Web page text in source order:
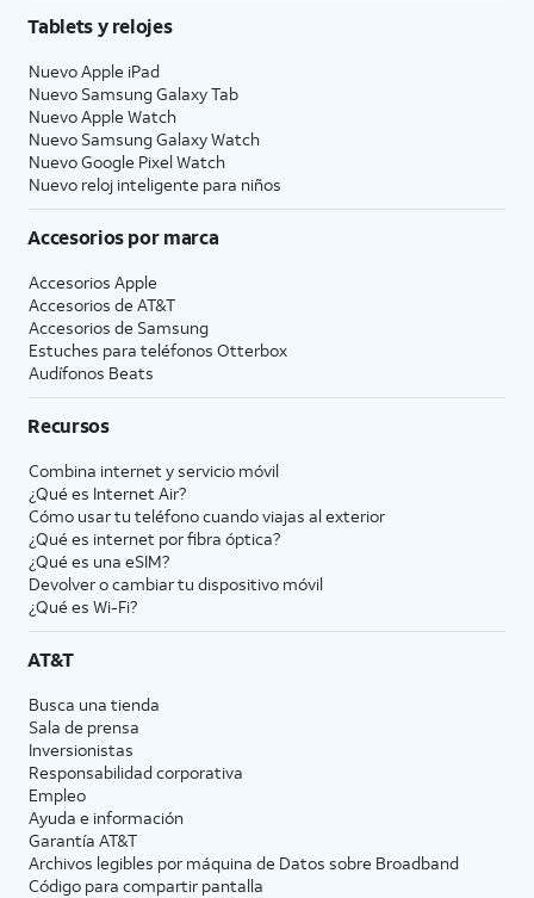
Tablets y relojes
Nuevo Apple iPad
Nuevo Samsung Galaxy Tab
Nuevo Apple Watch
Nuevo Samsung Galaxy Watch
Nuevo Google Pixel Watch
Nuevo reloj inteligente para niños
Accesorios por marca
Accesorios Apple
Accesorios de AT&T
Accesorios de Samsung
Estuches para teléfonos Otterbox
Audífonos Beats
Recursos
Combina internet y servicio móvil
¿Qué es Internet Air?
Cómo usar tu teléfono cuando viajas al exterior
¿Qué es internet por fibra óptica?
¿Qué es una eSIM?
Devolver o cambiar tu dispositivo móvil
¿Qué es Wi-Fi?
AT&T
Busca una tienda
Sala de prensa
Inversionistas
Responsabilidad corporativa
Empleo
Ayuda e información
Garantía AT&T
Archivos legibles por máquina de Datos sobre Broadband
Código para compartir pantalla